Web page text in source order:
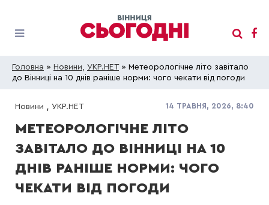
Головна » Новини, УКР.НЕТ» Метеорологічне літо завітало
до Вінниці на 10 днів раніше норми: чого чекати від погоди
Новини , УКР.НЕТ 14 ТРАВНЯ, 2026, 8:40
МЕТЕОРОЛОГІЧНЕ ЛІТО
ЗАВІТАЛО ДО ВІННИЦІ НА 10
ДНІВ РАНІШЕ НОРМИ: ЧОГО
ЧЕКАТИ ВІД ПОГОДИ